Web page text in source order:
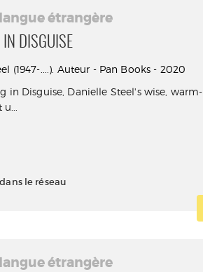
étrangère
IN DISGUISE
(1947-....). Auteur - Pan Books - 2020
in Disguise, Danielle Steel's wise, warm-
le réseau
étrangère